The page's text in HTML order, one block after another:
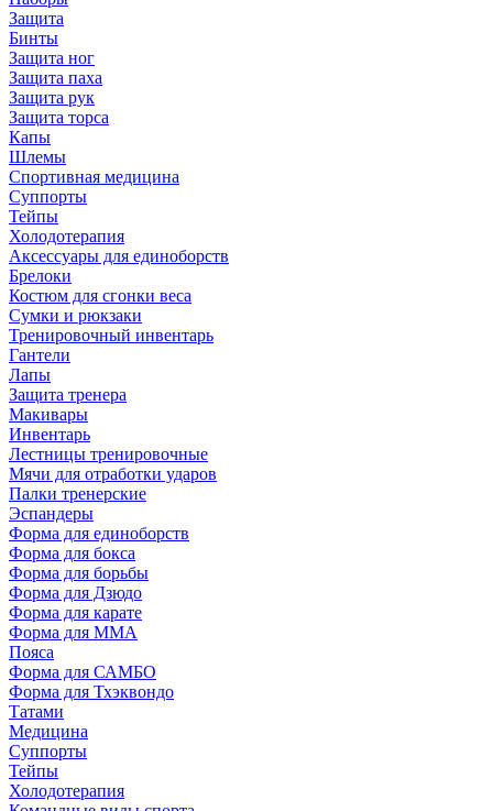
Защита
Бинты
Защита ног
Защита паха
Защита рук
Защита торса
Капы
Шлемы
Спортивная медицина
Суппорты
Тейпы
Холодотерапия
Аксессуары для единоборств
Брелоки
Костюм для сгонки веса
Сумки и рюкзаки
Тренировочный инвентарь
Гантели
Лапы
Защита тренера
Макивары
Инвентарь
Лестницы тренировочные
Мячи для отработки ударов
Палки тренерские
Эспандеры
Форма для единоборств
Форма для бокса
Форма для борьбы
Форма для Дзюдо
Форма для карате
Форма для MMA
Пояса
Форма для САМБО
Форма для Тхэквондо
Татами
Медицина
Суппорты
Тейпы
Холодотерапия